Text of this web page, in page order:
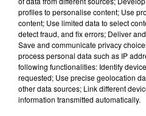
profiles to personalise content; Use
content; Use limited data to select
detect fraud, and fix errors; Deliver
Save and communicate privacy
process personal data such as IP
following functionalities: Identify
requested; Use precise geolocation
other data sources; Link different
information transmitted automatically.